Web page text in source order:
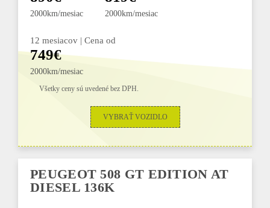
2000km/mesiac 2000km/mesiac
12 mesiacov | Cena od
749€
2000km/mesiac
Všetky ceny sú uvedené bez DPH.
VYBRAŤ VOZIDLO
PEUGEOT 508 GT EDITION AT
DIESEL 136K